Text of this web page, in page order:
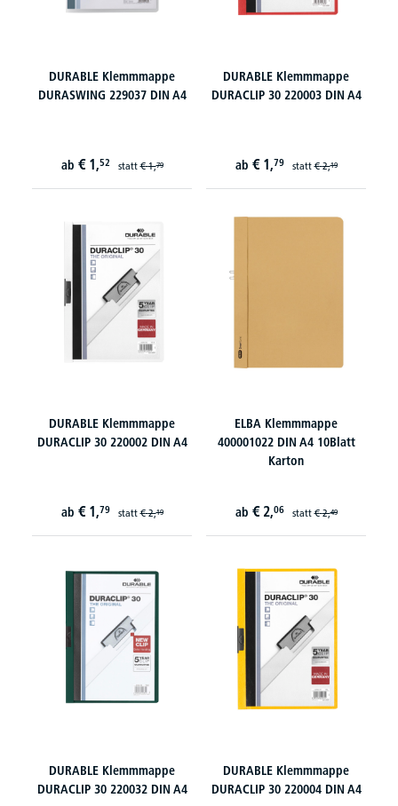
DURABLE Klemmmappe
DURASWING 229037 DIN A4
ab € 1,52 statt€ 1,79
DURABLE Klemmmappe
DURACLIP 30 220003 DIN A4
ab € 1,79 statt€ 2,19
DURABLE Klemmmappe
DURACLIP 30 220002 DIN A4
ab € 1,79 statt€ 2,19
ELBA Klemmmappe
400001022 DIN A4 10Blatt
Karton
ab € 2,06 statt€ 2,49
DURABLE Klemmmappe
DURACLIP 30 220032 DIN A4
DURABLE Klemmmappe
DURACLIP 30 220004 DIN A4